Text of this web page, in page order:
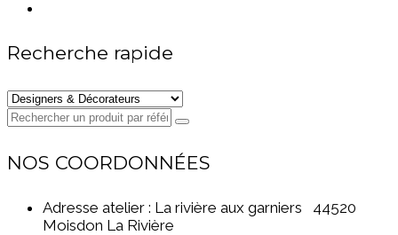
Recherche rapide
NOS COORDONNÉES
Adresse atelier : La rivière aux garniers 44520
Moisdon La Rivière